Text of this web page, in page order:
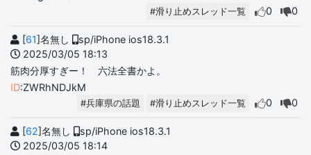
#滑り止めスレッド一覧 0 0
[61]名無し
sp/iPhone ios18.3.1
2025/03/05 18:13
筋肉分厚すぎー！ 六法全書かよ。
ID:ZWRhNDJkM
#兵庫県の話題 #滑り止めスレッド一覧 0 0
[62]名無し
sp/iPhone ios18.3.1
2025/03/05 18:14